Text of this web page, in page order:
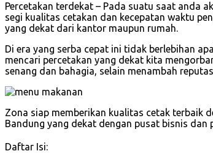
Percetakan terdekat – Pada suatu saat anda
segi kualitas cetakan dan kecepatan waktu
yang dekat dari kantor maupun rumah.
Di era yang serba cepat ini tidak berlebihan
mencari percetakan yang dekat kita
senang dan bahagia, selain menambah
Zona siap memberikan kualitas cetak terbaik
Bandung yang dekat dengan pusat bisnis dan
Daftar Isi: